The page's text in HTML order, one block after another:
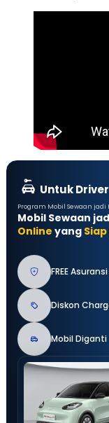
Untuk
Program Mobil Sewaan jadi
Mobil Sewaan
Online yang
FREE
Diskon
Mobil Diganti